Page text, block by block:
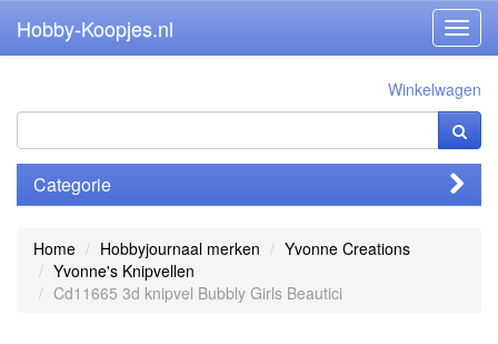
Hobby-Koopjes.nl
Winkelwagen
Categorie
Home Hobbyjournaal merken
Yvonne Creations
Yvonne's Knipvellen
Cd11665 3d knipvel Bubbly Girls Beautici